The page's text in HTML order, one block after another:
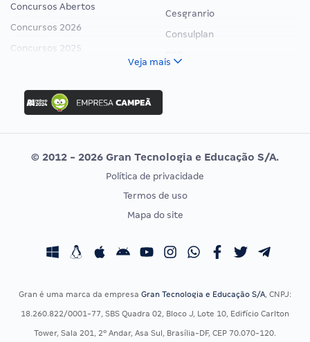
Concursos Abertos
Concursos 2026
Concursos 2025
Concurso Nacional Unificado
Concurso Ibama
Concurso MPU
Editais publicados
Cesgranrio
Consulplan
Vunesp
CONCURSOS POR PROFISSÃO
Concursos Fiscais
EXAME DE ORDEM
Calendário OAB
Veja mais
© 2012 - 2026 Gran Tecnologia e Educação S/A.
Política de privacidade
Termos de uso
Mapa do site
Gran é uma marca da empresa Gran Tecnologia e Educação S/A, CNPJ:
18.260.822/0001-77, SBS Quadra 02, Bloco J, Lote 10, Edifício Carlton
Tower, Sala 201, 2º Andar, Asa Sul, Brasília-DF, CEP 70.070-120.